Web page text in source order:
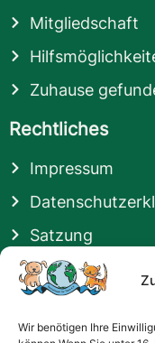
Wir benötigen Ihre
Mitgliedschaft
Zuhause
Rechtliches
Impressum
Satzung
Vermittlung &